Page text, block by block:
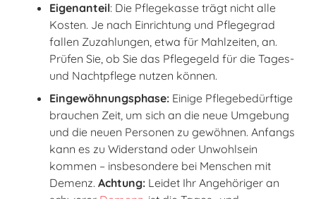
Eigenanteil: Die Pflegekasse trägt nicht alle
Kosten. Je nach Einrichtung und Pflegegrad
fallen Zuzahlungen, etwa für Mahlzeiten, an.
Prüfen Sie, ob Sie das Pflegegeld für die Tages-
und Nachtpflege nutzen können.
Eingewöhnungsphase: Einige Pflegebedürftige
brauchen Zeit, um sich an die neue Umgebung
und die neuen Personen zu gewöhnen. Anfangs
kann es zu Widerstand oder Unwohlsein
kommen – insbesondere bei Menschen mit
Demenz. Achtung: Leidet Ihr Angehöriger an